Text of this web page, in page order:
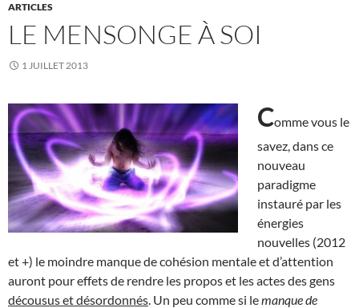
ARTICLES
LE MENSONGE À SOI
1 JUILLET 2013
Comme vous le
savez, dans ce
nouveau
paradigme
instauré par les
énergies
nouvelles (2012
et +) le moindre manque de cohésion mentale et d’attention
auront pour effets de rendre les propos et les actes des gens
décousus et désordonnés . Un peu comme si lemanque de